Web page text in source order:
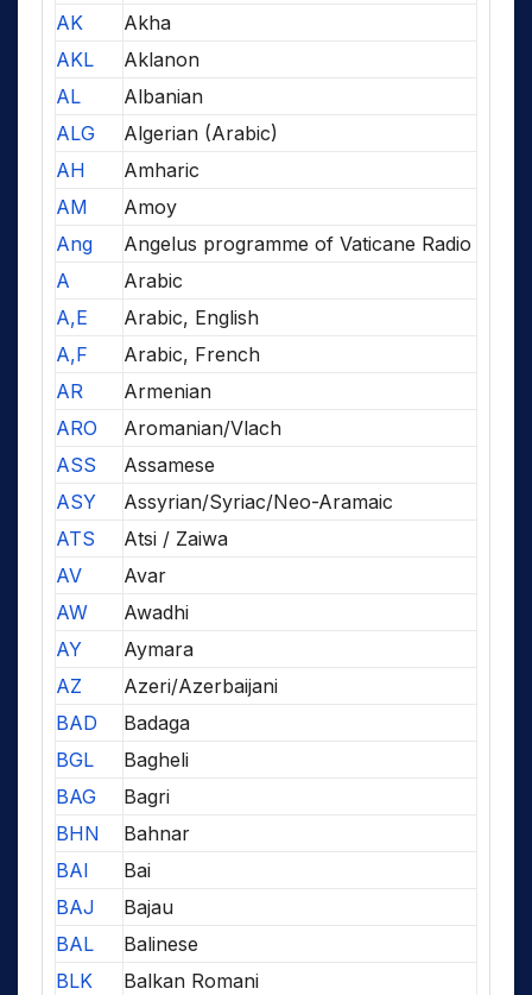
AK
Akha
AKL
Aklanon
AL
Albanian
ALG
Algerian (Arabic)
AH
Amharic
AM
Amoy
Ang
Angelus programme of Vaticane Radio
A
Arabic
A,E
Arabic, English
A,F
Arabic, French
AR
Armenian
ARO
Aromanian/Vlach
ASS
Assamese
ASY
Assyrian/Syriac/Neo-Aramaic
ATS
Atsi / Zaiwa
AV
Avar
AW
Awadhi
AY
Aymara
AZ
Azeri/Azerbaijani
BAD
Badaga
BGL
Bagheli
BAG
Bagri
BHN
Bahnar
BAI
Bai
BAJ
Bajau
BAL
Balinese
BLK
Balkan Romani